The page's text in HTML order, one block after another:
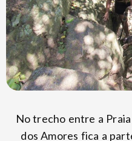
No trecho entre a
dos Amores fica a